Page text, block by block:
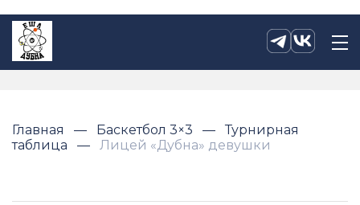
Главная Баскетбол 3×3
Турнирная
таблица
Лицей «Дубна» девушки